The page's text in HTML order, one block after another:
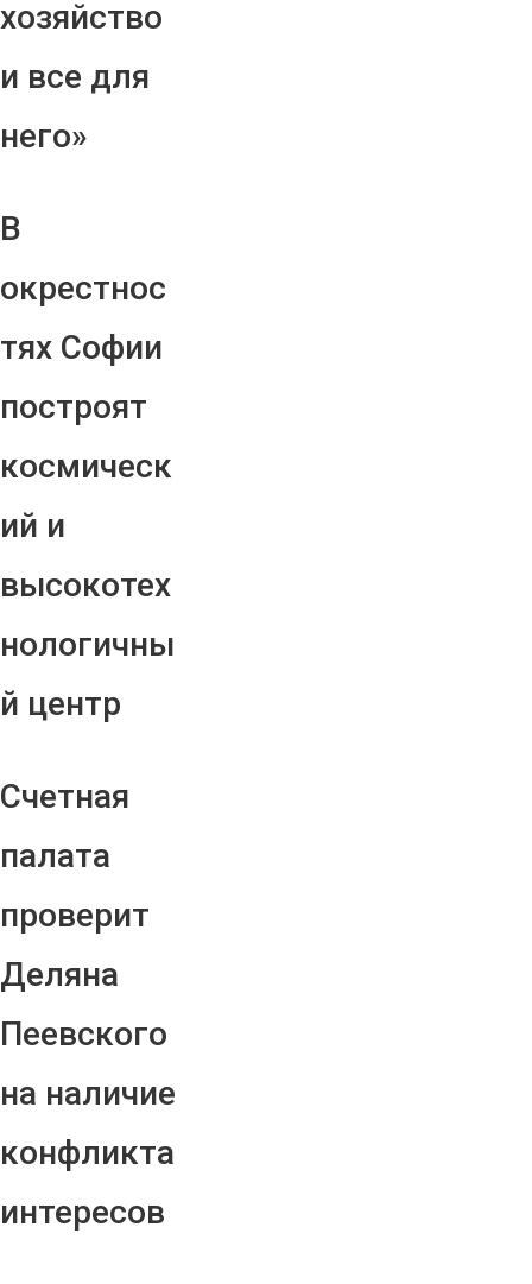
хозяйство
и все для
него»
В
окрестнос
тях Софии
построят
космическ
ий и
высокотех
нологичны
й центр
Счетная
палата
проверит
Деляна
Пеевского
на наличие
конфликта
интересов